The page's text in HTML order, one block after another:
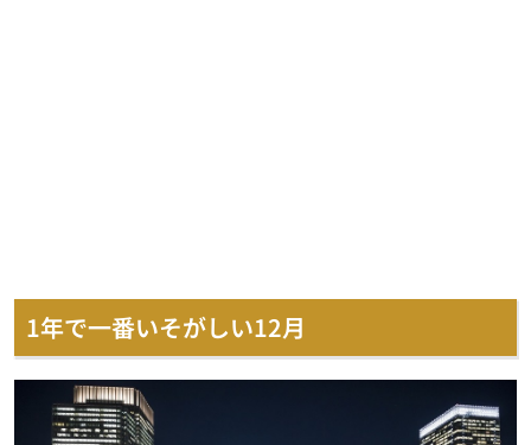
1年で一番いそがしい12月